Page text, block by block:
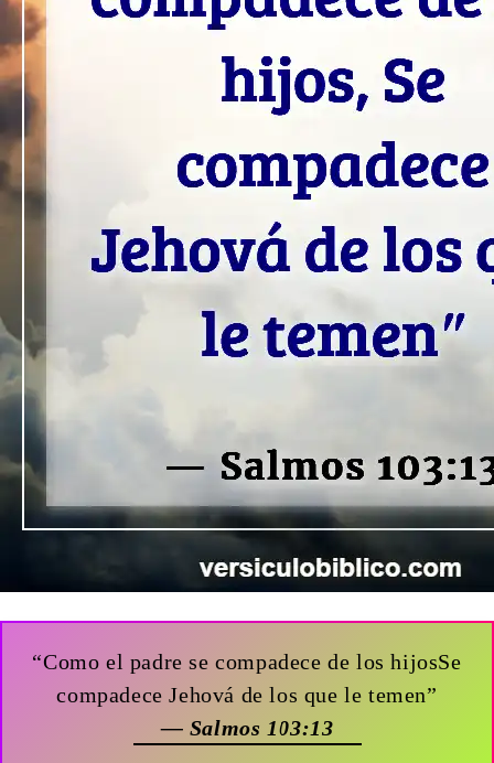
“Como el padre se compadece de los hijosSe
compadece Jehová de los que le temen”
— Salmos 103:13